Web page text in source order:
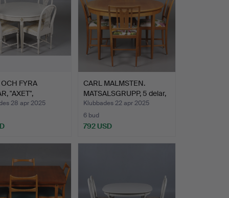
FYRA
"AXET",
…
28 apr 2025
CARL MALMSTEN.
MATSALSGRUPP, 5 delar,
ek, …
Klubbades 22 apr 2025
6 bud
792 USD